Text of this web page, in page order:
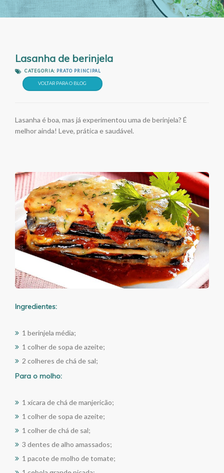
Lasanha de berinjela
CATEGORIA: PRATO PRINCIPAL
VOLTAR PARA O BLOG
Lasanha é boa, mas já experimentou uma de berinjela? É
melhor ainda! Leve, prática e saudável.
Ingredientes:
1 berinjela média;
1 colher de sopa de azeite;
2 colheres de chá de sal;
Para o molho:
1 xícara de chá de manjericão;
1 colher de sopa de azeite;
1 colher de chá de sal;
3 dentes de alho amassados;
1 pacote de molho de tomate;